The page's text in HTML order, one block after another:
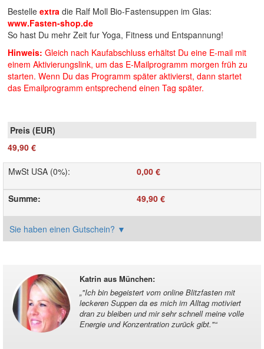
Bestelle extra die Ralf Moll Bio-Fastensuppen im Glas:
www.Fasten-shop.de
So hast Du mehr Zeit fur Yoga, Fitness und Entspannung!
Hinweis: Gleich nach Kaufabschluss erhältst Du eine E-mail mit
einem Aktivierungslink, um das E-Mailprogramm morgen früh zu
starten. Wenn Du das Programm später aktivierst, dann startet
das Emailprogramm entsprechend einen Tag später.
49,90 €
MwSt USA (0%): 0,00 €
Summe: 49,90 €
Sie haben einen Gutschein? ▼
Katrin aus München:
„"Ich bin begeistert vom online Blitzfasten mit
leckeren Suppen da es mich im Alltag motiviert
dran zu bleiben und mir sehr schnell meine volle
Energie und Konzentration zurück gibt."“